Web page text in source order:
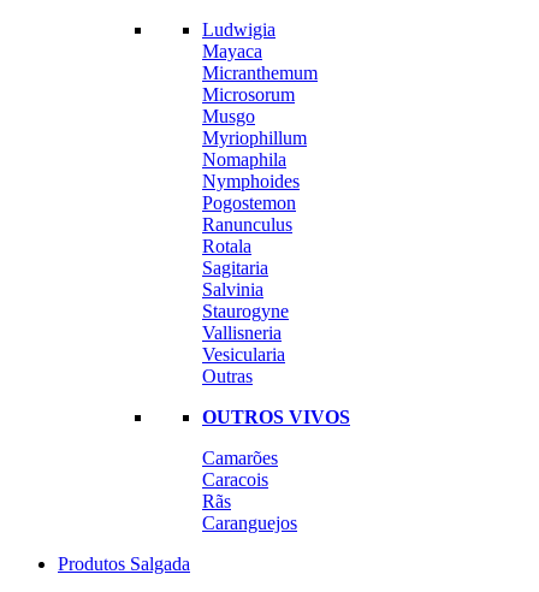
Ludwigia
Mayaca
Micranthemum
Microsorum
Musgo
Myriophillum
Nomaphila
Nymphoides
Pogostemon
Ranunculus
Rotala
Sagitaria
Salvinia
Staurogyne
Vallisneria
Vesicularia
Outras
OUTROS VIVOS
Camarões
Caracois
Rãs
Caranguejos
Produtos Salgada